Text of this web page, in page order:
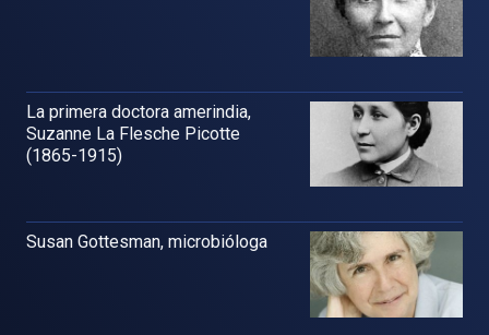
La primera doctora amerindia,
Suzanne La Flesche Picotte
(1865-1915)
Susan Gottesman, microbióloga